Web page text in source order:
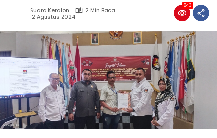
Suara Keraton
2 Min Baca
12 Agustus 2024
843